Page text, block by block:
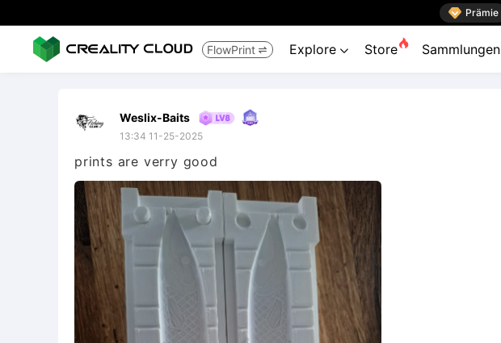
 Prämie
FlowPrint  Explore  Store Sammlungen
Weslix-Baits
13:34 11-25-2025
prints are verry good